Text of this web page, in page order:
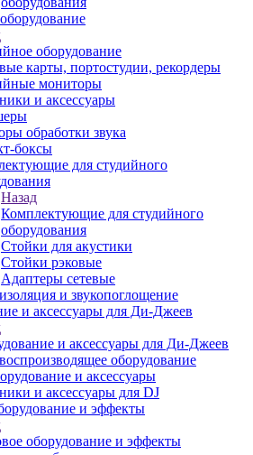
оборудование
карты, портостудии, рекордеры
мониторы
и аксессуары
обработки звука
боксы
для студийного
Назад
Комплектующие для студийного
оборудования
Стойки для акустики
Стойки рэковые
Адаптеры сетевые
и звукопоглощение
и аксессуары для Ди-Джеев
и аксессуары для Ди-Джеев
оборудование
и аксессуары
и аксессуары для DJ
и эффекты
оборудование и эффекты